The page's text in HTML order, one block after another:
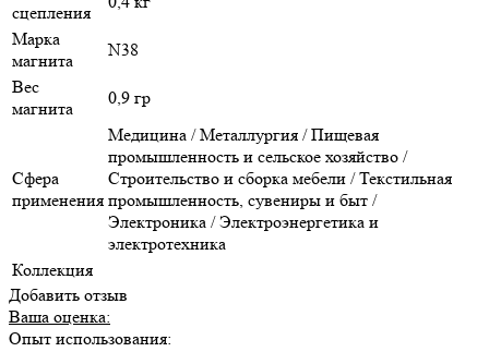
сцепления
Марка
магнита
N38
Вес
магнита
0,9 гр
Сфера
применения
Медицина / Металлургия / Пищевая
промышленность и сельское хозяйство /
Строительство и сборка мебели / Текстильная
промышленность, сувениры и быт /
Электроника / Электроэнергетика и
электротехника
Коллекция
Добавить отзыв
Ваша оценка:
Опыт использования: